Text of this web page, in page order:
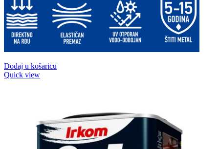
Dodaj u košaricu
Quick view